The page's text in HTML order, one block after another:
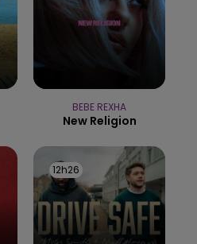
- 19h15
- CHAMPAGNE FM
BEBE REXHA
New Religion
12h26
12h26